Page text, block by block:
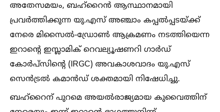
അതേസമയം, ബഹ്‌റൈൻ ആസ്ഥാനമായി
പ്രവർത്തിക്കുന്ന യു.എസ് അഞ്ചാം കപ്പല്‍പ്പടയ്ക്ക്
നേരെ മിസൈല്‍-ഡ്രോണ്‍ ആക്രമണം നടത്തിയെന്ന
ഇറാന്റെ ഇസ്ലാമിക് റെവല്യൂഷണറി ഗാർഡ്
കോർപ്സിന്റെ (IRGC) അവകാശവാദം യു.എസ്
സെൻട്രല്‍ കമാൻഡ് ശക്തമായി നിഷേധിച്ചു.
ബഹ്‌റൈന് പുറമെ അയല്‍രാജ്യമായ കുവൈത്തിന്